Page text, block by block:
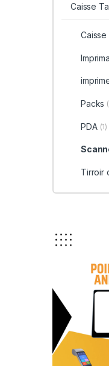
Caisse
Packs
PDA (1)
Tirroir